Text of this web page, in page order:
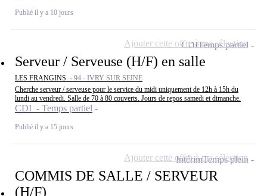
Publié il y a 10 jours
Serveur / Serveuse (H/F) en salle
LES FRANGINS - 94 - IVRY SUR SEINE
Cherche serveur / serveuse pour le service du midi uniquement de 12h à 15h du
lundi au vendredi. Salle de 70 à 80 couverts. Jours de repos samedi et dimanche.
CDI - Temps partiel
Publié il y a 15 jours
CDITemps partiel
Ajouter cette offre à ma sélection
COMMIS DE SALLE / SERVEUR
(H/F)
IntérimTemps plein
Ajouter cette offre à ma sélection